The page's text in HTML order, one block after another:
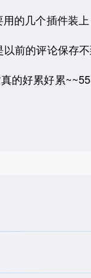
的几个插件装
前的评论保存
的好累好累